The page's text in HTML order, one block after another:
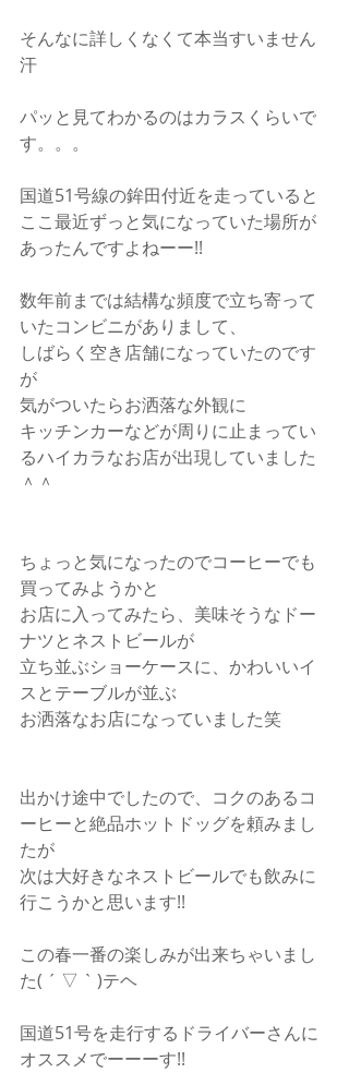
そんなに詳しくなくて本当すいません
汗
パッと見てわかるのはカラスくらいで
す。。。
国道51号線の鉾田付近を走っていると
ここ最近ずっと気になっていた場所が
あったんですよねーー!!
数年前までは結構な頻度で立ち寄って
いたコンビニがありまして、
しばらく空き店舗になっていたのです
が
気がついたらお洒落な外観に
キッチンカーなどが周りに止まってい
るハイカラなお店が出現していました
＾＾
ちょっと気になったのでコーヒーでも
買ってみようかと
お店に入ってみたら、美味そうなドー
ナツとネストビールが
立ち並ぶショーケースに、かわいいイ
スとテーブルが並ぶ
お洒落なお店になっていました笑
出かけ途中でしたので、コクのあるコ
ーヒーと絶品ホットドッグを頼みまし
たが
次は大好きなネストビールでも飲みに
行こうかと思います!!
この春一番の楽しみが出来ちゃいまし
た( ´ ▽ ` )テヘ
国道51号を走行するドライバーさんに
オススメでーーーす!!